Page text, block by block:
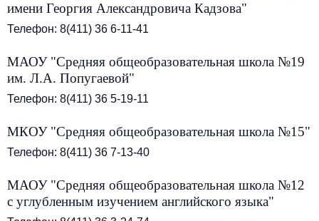
имени Георгия Александровича Кадзова"
Телефон: 8(411) 36 6-11-41
МАОУ "Средняя общеобразовательная школа №19
им. Л.А. Попугаевой"
Телефон: 8(411) 36 5-19-11
МКОУ "Средняя общеобразовательная школа №15"
Телефон: 8(411) 36 7-13-40
МАОУ "Средняя общеобразовательная школа №12
с углубленным изучением английского языка"